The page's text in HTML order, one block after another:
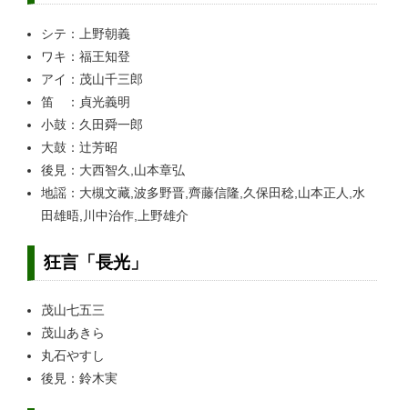
シテ：上野朝義
ワキ：福王知登
アイ：茂山千三郎
笛 ：貞光義明
小鼓：久田舜一郎
大鼓：辻芳昭
後見：大西智久,山本章弘
地謡：大槻文藏,波多野晋,齊藤信隆,久保田稔,山本正人,水
田雄晤,川中治作,上野雄介
狂言「長光」
茂山七五三
茂山あきら
丸石やすし
後見：鈴木実